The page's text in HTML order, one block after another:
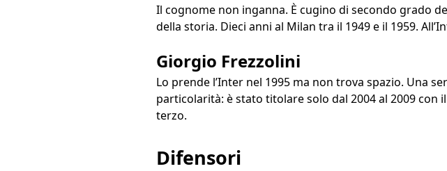
Il cognome non inganna. È cugino di secondo grado
della storia. Dieci anni al Milan tra il 1949 e il 1959.
Giorgio Frezzolini
Lo prende l’Inter nel 1995 ma non trova spazio. Una
particolarità: è stato titolare solo dal 2004 al 2009 con
terzo.
Difensori